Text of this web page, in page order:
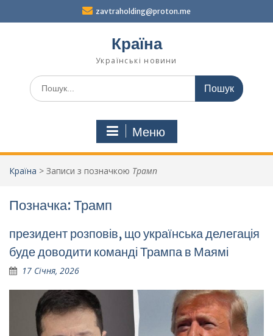
zavtraholding@proton.me
Країна
Українські новини
Шукати:
Меню
Країна > Записи з позначкою Трамп
Позначка: Трамп
президент розповів, що українська делегація
буде доводити команді Трампа в Маямі
17 Січня, 2026